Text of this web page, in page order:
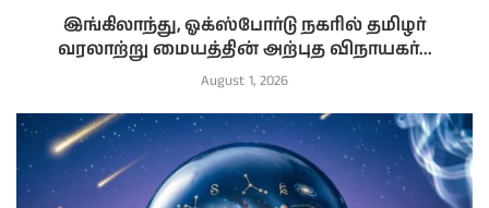
இங்கிலாந்து, ஓக்ஸ்போர்டு நகரில் தமிழர்
வரலாற்று மையத்தின் அற்புத விநாயகர்...
August 1, 2026